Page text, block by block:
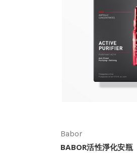
Babor
BABOR活性淨化安瓶